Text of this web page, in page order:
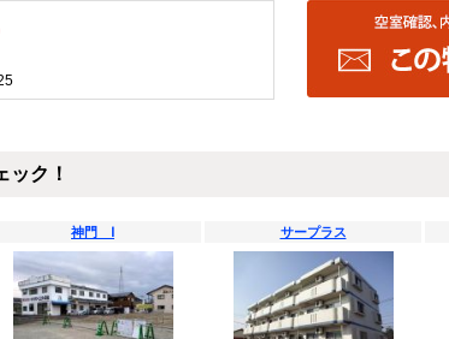
ック！
神門 Ⅰ サープラス